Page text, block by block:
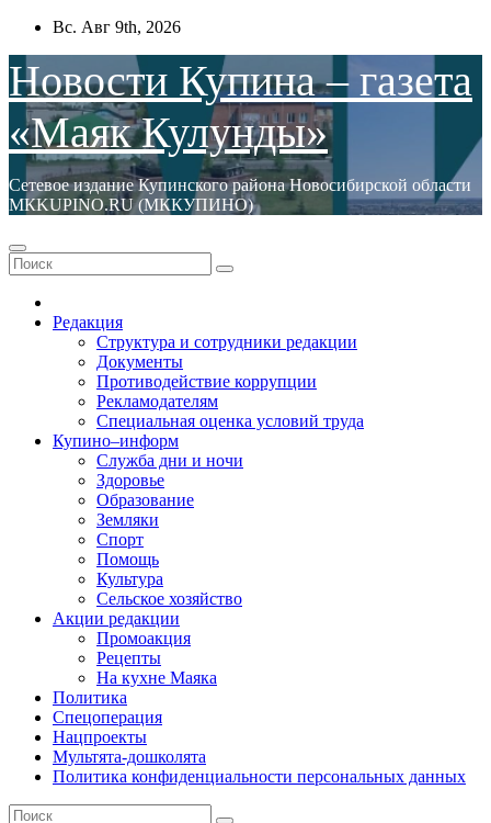
Перейти
содержимому
Вс. Авг 9th, 2026
Новости Купина – газета
«Маяк Кулунды»
Сетевое издание Купинского района Новосибирской области
МКKUPINO.RU (МККУПИНО)
Редакция
Структура и сотрудники редакции
Документы
Противодействие коррупции
Рекламодателям
Специальная оценка условий труда
Купино–информ
Служба дни и ночи
Здоровье
Образование
Земляки
Спорт
Помощь
Культура
Сельское хозяйство
Акции редакции
Промоакция
Рецепты
На кухне Маяка
Политика
Спецоперация
Нацпроекты
Мультята-дошколята
Политика конфиденциальности персональных данных